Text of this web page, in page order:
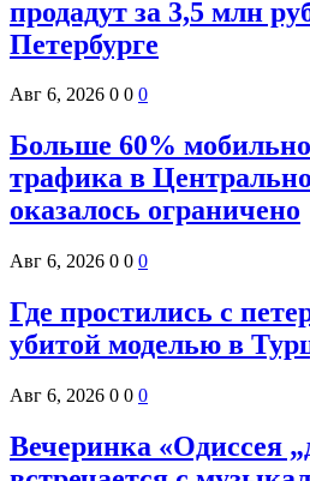
продадут за 3,5 млн
Петербурге
Авг 6, 2026 0 0 0
Больше 60%
трафика в
оказалось ограничено
Авг 6, 2026 0 0 0
Где простились с
убитой моделью в
Авг 6, 2026 0 0 0
Вечеринка «Одиссея